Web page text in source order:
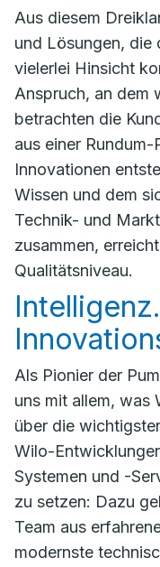
Aus diesem
und Lösungen, die
vielerlei Hinsicht
Anspruch, an dem
betrachten die
aus einer
Innovationen
Wissen und dem
Technik- und
zusammen,
Qualitätsniveau.
Als Pionier der
uns mit allem, was
über die
Wilo-
Systemen und ­-
zu setzen: Dazu
Team aus
modernste